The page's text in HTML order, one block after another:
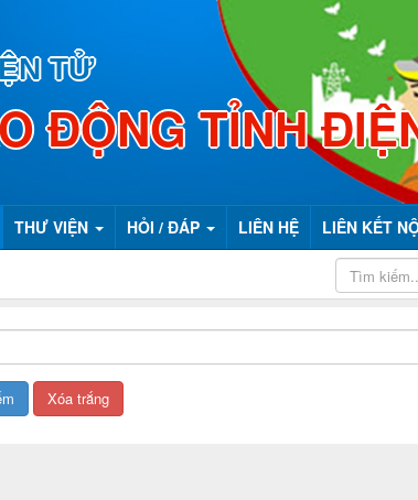
TỬ
ĐỘNG TỈNH
THƯ VIỆN HỎI / ĐÁP LIÊN HỆ LIÊN KẾT